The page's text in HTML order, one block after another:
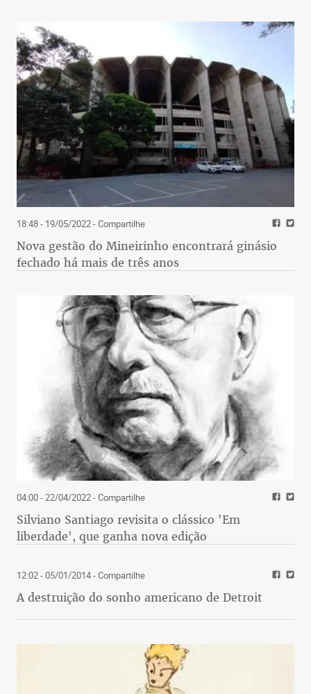
18:48 - 19/05/2022- Compartilhe
Nova gestão do Mineirinho encontrará ginásio
fechado há mais de três anos
04:00 - 22/04/2022- Compartilhe
Silviano Santiago revisita o clássico 'Em
liberdade', que ganha nova edição
12:02 - 05/01/2014- Compartilhe
A destruição do sonho americano de Detroit